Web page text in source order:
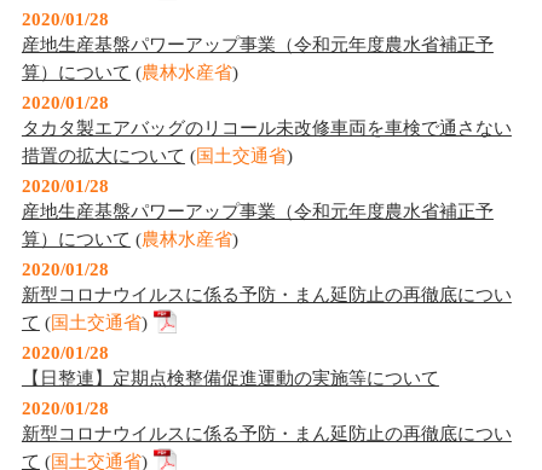
2020/01/28
産地生産基盤パワーアップ事業（令和元年度農水省補正予
算）について (農林水産省)
2020/01/28
タカタ製エアバッグのリコール未改修車両を車検で通さない
措置の拡大について (国土交通省)
2020/01/28
産地生産基盤パワーアップ事業（令和元年度農水省補正予
算）について (農林水産省)
2020/01/28
新型コロナウイルスに係る予防・まん延防止の再徹底につい
て (国土交通省)
2020/01/28
【日整連】定期点検整備促進運動の実施等について
2020/01/28
新型コロナウイルスに係る予防・まん延防止の再徹底につい
て (国土交通省)